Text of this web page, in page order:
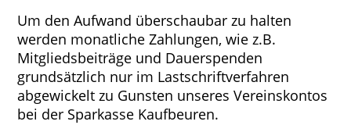
Um den Aufwand überschaubar zu halten
werden monatliche Zahlungen, wie z.B.
Mitgliedsbeiträge und Dauerspenden
grundsätzlich nur im Lastschriftverfahren
abgewickelt zu Gunsten unseres Vereinskontos
bei der Sparkasse Kaufbeuren.